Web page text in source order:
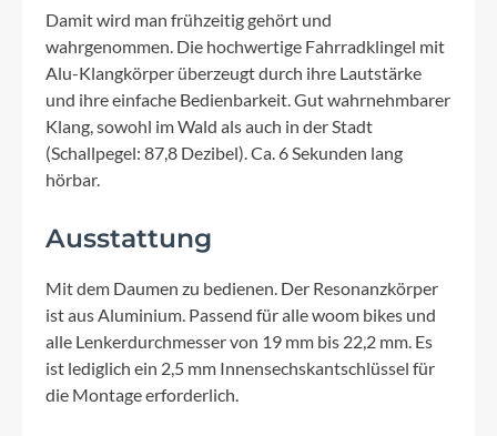
Damit wird man frühzeitig gehört und
wahrgenommen. Die hochwertige Fahrradklingel mit
Alu-Klangkörper überzeugt durch ihre Lautstärke
und ihre einfache Bedienbarkeit. Gut wahrnehmbarer
Klang, sowohl im Wald als auch in der Stadt
(Schallpegel: 87,8 Dezibel). Ca. 6 Sekunden lang
hörbar.
Ausstattung
Mit dem Daumen zu bedienen. Der Resonanzkörper
ist aus Aluminium. Passend für alle woom bikes und
alle Lenkerdurchmesser von 19 mm bis 22,2 mm. Es
ist lediglich ein 2,5 mm Innensechskantschlüssel für
die Montage erforderlich.